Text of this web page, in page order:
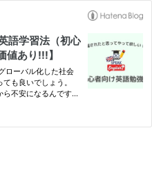
語学習法（初心
値あり!!!】
ローバル化した社会
も良いでしょう。
不安になるんですよ
（フレンズ）